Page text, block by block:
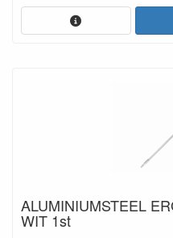
ALUMINIUMSTEEL
WIT 1st